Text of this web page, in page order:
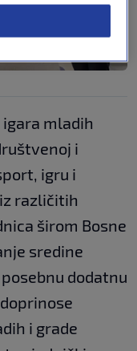
mladih
i
igru i
različitih
širom Bosne
sredine
dodatnu
i grade